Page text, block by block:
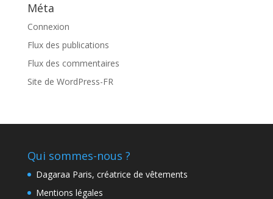
Méta
Connexion
Flux des publications
Flux des commentaires
Site de WordPress-FR
Qui sommes-nous ?
Dagaraa Paris, créatrice de vêtements
Mentions légales